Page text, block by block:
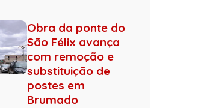
Obra da ponte do
São Félix avança
com remoção e
substituição de
postes em
Brumado